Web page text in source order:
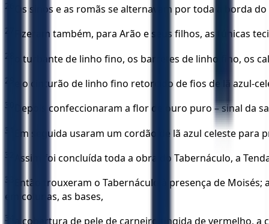
26 Os sinos e as romãs se alternavam por toda a borda
27 Fizeram também, para Arão e seus filhos, as túnicas
28 o turbante de linho fino, os barretes de linho fino, os
29 e o cinturão de linho fino retorcido de fios de lã azul-
30 Depois confeccionaram a flor de ouro puro – sinal da
31 Em seguida usaram um cordão de lã azul celeste
32 Assim foi concluída toda a obra do Tabernáculo, a
33
Então trouxeram o Tabernáculo à presença de
em colunas, as bases,
34 a cobertura de pele de carneiro tingida de vermelho,